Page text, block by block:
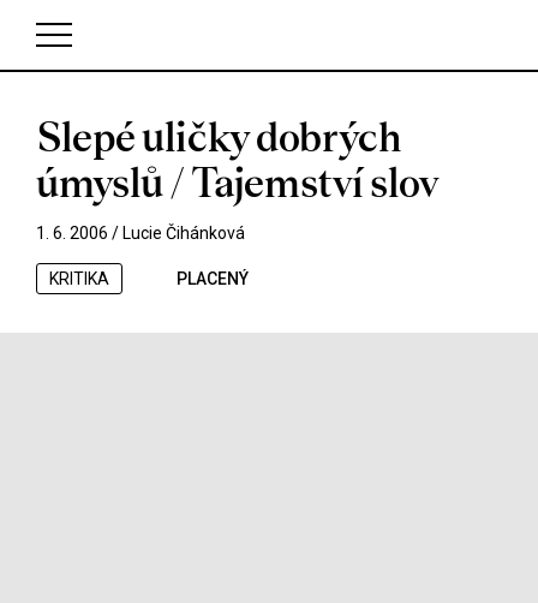
V košíku zatím nemáte žádné položky.
Slepé uličky dobrých
úmyslů / Tajemství slov
1. 6. 2006 / Lucie Čihánková
KRITIKA PLACENÝ